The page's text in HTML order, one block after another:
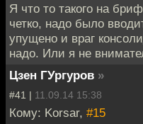
Я что то такого на
четко, надо было
упущено и враг
надо. Или я не
Цзен ГУргуров »
#41 | 11.09.14 15:38
Кому: Korsar, #15